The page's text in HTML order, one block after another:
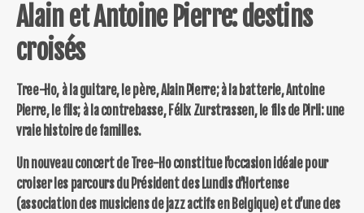
Alain et Antoine Pierre: destins
croisés
Tree-Ho, à la guitare, le père, Alain Pierre; à la batterie, Antoine
Pierre, le fils; à la contrebasse, Félix Zurstrassen, le fils de Pirli: une
vraie histoire de familles.
Un nouveau concert de Tree-Ho constitue l’occasion idéale pour
croiser les parcours du Président des Lundis d’Hortense
(association des musiciens de jazz actifs en Belgique) et d’une des